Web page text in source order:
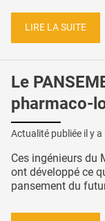
LIRE LA SUITE
Le
pharmaco-
Actualité publiée il y a
Ces ingénieurs du
ont développé ce
pansement du